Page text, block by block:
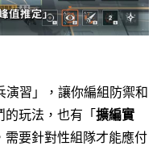
習」， 讓你編組防禦和
玩法， 也有「 擴編實
需要針對性組隊才能應付